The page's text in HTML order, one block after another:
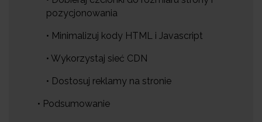
pozycjonowania
• Minimalizuj kody HTML i Javascript
• Wykorzystaj sieć CDN
• Dostosuj reklamy na stronie
• Podsumowanie